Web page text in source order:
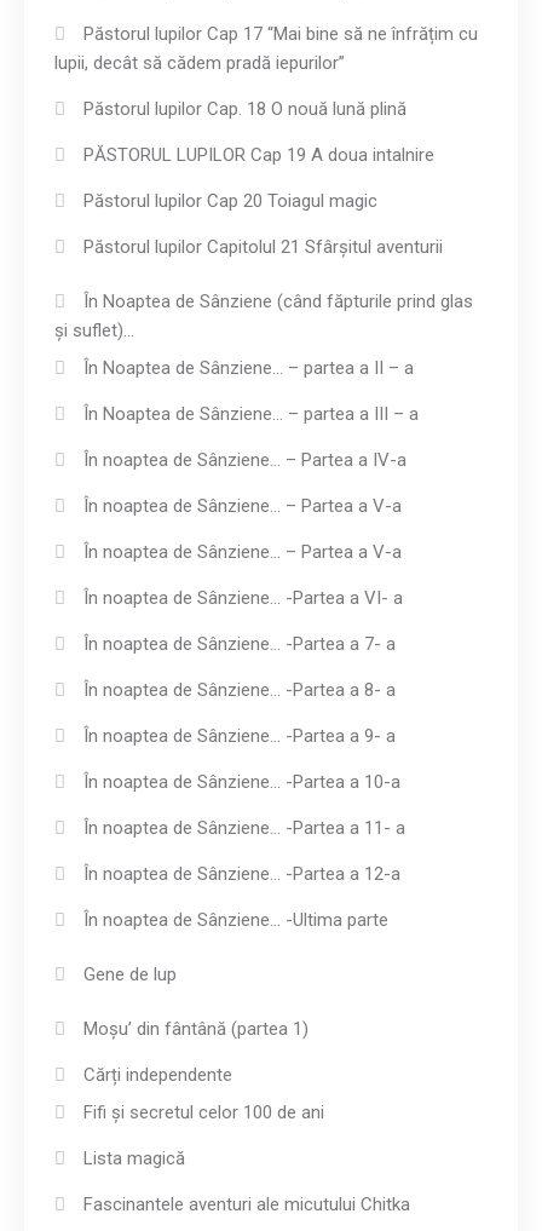
Păstorul lupilor Cap 17 “Mai bine să ne înfrățim cu
lupii, decât să cădem pradă iepurilor”
Păstorul lupilor Cap. 18 O nouă lună plină
PĂSTORUL LUPILOR Cap 19 A doua intalnire
Păstorul lupilor Cap 20 Toiagul magic
Păstorul lupilor Capitolul 21 Sfârșitul aventurii
În Noaptea de Sânziene (când făpturile prind glas
și suflet)…
În Noaptea de Sânziene… – partea a II – a
În Noaptea de Sânziene… – partea a III – a
În noaptea de Sânziene… – Partea a IV-a
În noaptea de Sânziene… – Partea a V-a
În noaptea de Sânziene… – Partea a V-a
În noaptea de Sânziene… -Partea a VI- a
În noaptea de Sânziene… -Partea a 7- a
În noaptea de Sânziene… -Partea a 8- a
În noaptea de Sânziene… -Partea a 9- a
În noaptea de Sânziene… -Partea a 10-a
În noaptea de Sânziene… -Partea a 11- a
În noaptea de Sânziene… -Partea a 12-a
În noaptea de Sânziene… -Ultima parte
Gene de lup
Moșu’ din fântână (partea 1)
Cărți independente
Fifi și secretul celor 100 de ani
Lista magică
Fascinantele aventuri ale micutului Chitka